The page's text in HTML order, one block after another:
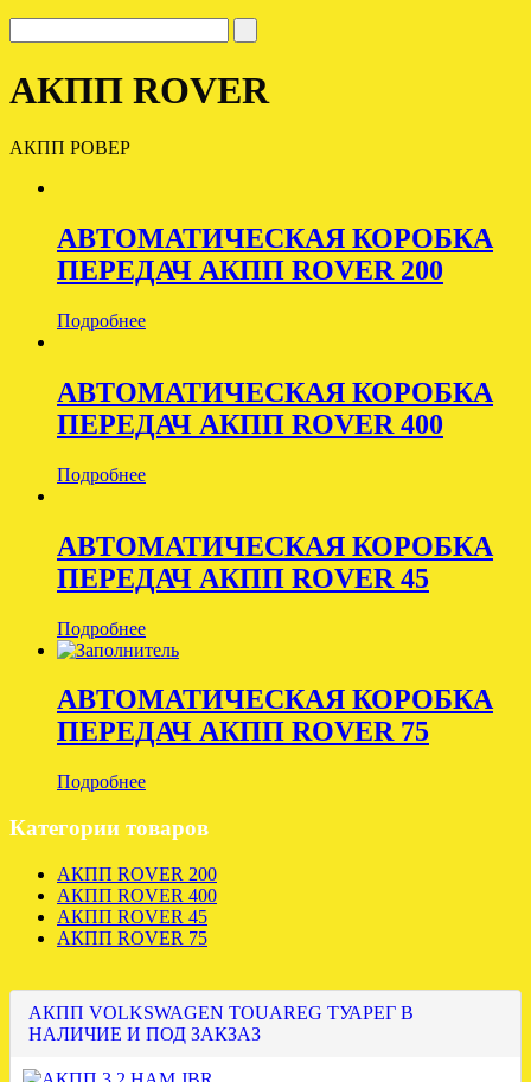
АКПП ROVER
АКПП РОВЕР
АВТОМАТИЧЕСКАЯ КОРОБКА
ПЕРЕДАЧ АКПП ROVER 200
Подробнее
АВТОМАТИЧЕСКАЯ КОРОБКА
ПЕРЕДАЧ АКПП ROVER 400
Подробнее
АВТОМАТИЧЕСКАЯ КОРОБКА
ПЕРЕДАЧ АКПП ROVER 45
Подробнее
АВТОМАТИЧЕСКАЯ КОРОБКА
ПЕРЕДАЧ АКПП ROVER 75
Подробнее
Категории товаров
АКПП ROVER 200
АКПП ROVER 400
АКПП ROVER 45
АКПП ROVER 75
АКПП VOLKSWAGEN TOUAREG ТУАРЕГ В
НАЛИЧИЕ И ПОД ЗАКЗАЗ